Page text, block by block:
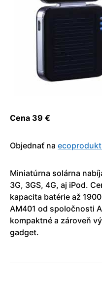
Cena 39 €
Objednať na
Miniatúrna solárna
3G, 3GS, 4G, aj iPod.
kapacita batérie až
AM401 od spoločnosti
kompaktné a zároveň
gadget.